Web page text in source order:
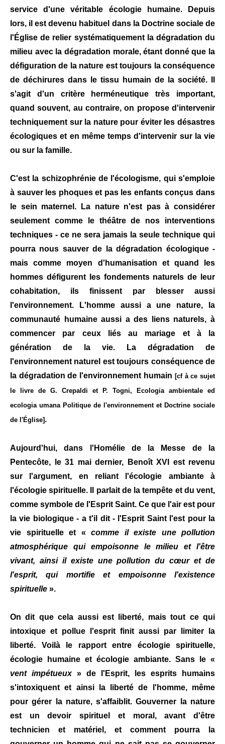
service d'une véritable écologie humaine. Depuis
lors, il est devenu habituel dans la Doctrine sociale de
l'Église de relier systématiquement la dégradation du
milieu avec la dégradation morale, étant donné que la
défiguration de la nature est toujours la conséquence
de déchirures dans le tissu humain de la société. Il
s'agit d'un critère herméneutique très important,
quand souvent, au contraire, on propose d'intervenir
techniquement sur la nature pour éviter les désastres
écologiques et en même temps d'intervenir sur la vie
ou sur la famille.
C'est la schizophrénie de l'écologisme, qui s'emploie
à sauver les phoques et pas les enfants conçus dans
le sein maternel. La nature n'est pas à considérer
seulement comme le théâtre de nos interventions
techniques - ce ne sera jamais la seule technique qui
pourra nous sauver de la dégradation écologique -
mais comme moyen d'humanisation et quand les
hommes défigurent les fondements naturels de leur
cohabitation, ils finissent par blesser aussi
l'environnement. L'homme aussi a une nature, la
communauté humaine aussi a des liens naturels, à
commencer par ceux liés au mariage et à la
génération de la vie. La dégradation de
l'environnement naturel est toujours conséquence de
la dégradation de l'environnement humain [cf à ce sujet
le livre de G. Crepaldi et P. Togni, Ecologia ambientale ed
ecologia umana Politique de l'environnement et Doctrine sociale
de l'Église] .
Aujourd'hui, dans l'Homélie de la Messe de la
Pentecôte, le 31 mai dernier, Benoît XVI est revenu
sur l'argument, en reliant l'écologie ambiante à
l'écologie spirituelle. Il parlait de la tempête et du vent,
comme symbole de l'Esprit Saint. Ce que l'air est pour
la vie biologique - a t'il dit - l'Esprit Saint l'est pour la
vie spirituelle et « comme il existe une pollution
atmosphérique qui empoisonne le milieu et l'être
vivant, ainsi il existe une pollution du cœur et de
l'esprit, qui mortifie et empoisonne l'existence
spirituelle ».
On dit que cela aussi est liberté, mais tout ce qui
intoxique et pollue l'esprit finit aussi par limiter la
liberté. Voilà le rapport entre écologie spirituelle,
écologie humaine et écologie ambiante. Sans le «
vent impétueux» de l'Esprit, les esprits humains
s'intoxiquent et ainsi la liberté de l'homme, même
pour gérer la nature, s'affaiblit. Gouverner la nature
est un devoir spirituel et moral, avant d'être
technicien et matériel, et comment pourra la